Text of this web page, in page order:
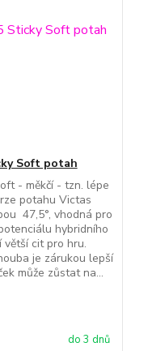
Soft potah
- měkčí - tzn. lépe
potahu Victas
47,5°, vhodná pro
hybridního
cit pro hru.
je zárukou lepší
může zůstat na...
do 3 dnů